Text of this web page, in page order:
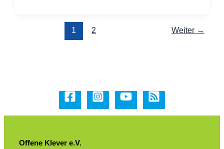
1 2 Weiter →
Offene Klever e.V.